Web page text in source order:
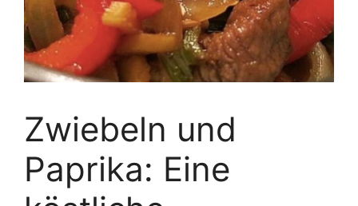
Zwiebeln und
Paprika: Eine